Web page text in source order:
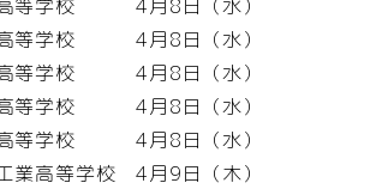
等学校 4月8日（水）
等学校 4月8日（水）
等学校 4月8日（水）
等学校 4月8日（水）
等学校 4月8日（水）
業高等学校 4月9日（木）